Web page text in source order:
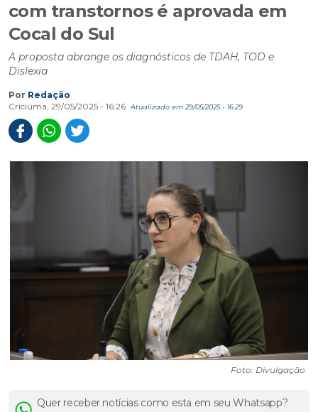
com transtornos é aprovada em
Cocal do Sul
A proposta abrange os diagnósticos de TDAH, TOD e
Dislexia
Por Redação
Criciúma, 29/05/2025 - 16:26
Atualizado em 29/05/2025 - 16:29
Foto: Divulgação
Quer receber notícias como esta em seu Whatsapp?